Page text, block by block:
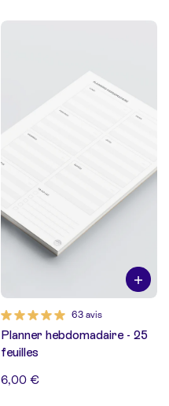
63 avis
Planner hebdomadaire - 25
feuilles
6,00 €